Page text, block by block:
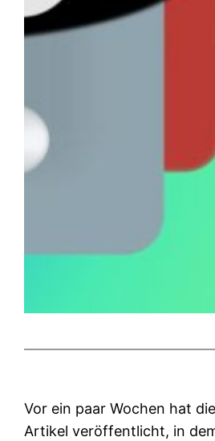
Vor ein paar Wochen hat
Artikel veröffentlicht, in